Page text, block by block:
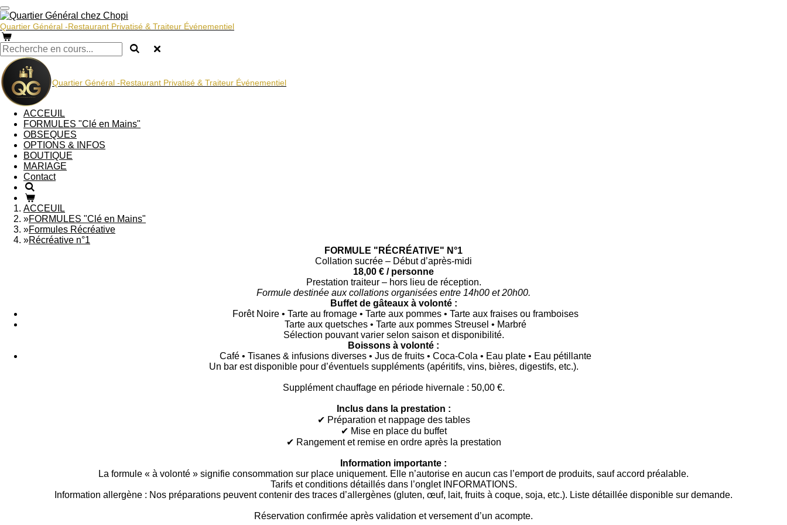
Passer
au
contenu
principal
Quartier Général -Restaurant Privatisé & Traiteur Événementiel
Quartier Général -Restaurant Privatisé & Traiteur Événementiel
ACCEUIL
FORMULES "Clé en Mains"
OBSEQUES
OPTIONS & INFOS
BOUTIQUE
MARIAGE
Contact
ACCEUIL
»FORMULES "Clé en Mains"
»Formules Récréative
»Récréative n°1
FORMULE "RÉCRÉATIVE" N°1
Collation sucrée – Début d’après-midi
18,00 € / personne
Prestation traiteur – hors lieu de réception.
Formule destinée aux collations organisées entre 14h00 et 20h00.
Buffet de gâteaux à volonté :
Forêt Noire • Tarte au fromage • Tarte aux pommes • Tarte aux fraises ou framboises
Tarte aux quetsches • Tarte aux pommes Streusel • Marbré
Sélection pouvant varier selon saison et disponibilité.
Boissons à volonté :
Café • Tisanes & infusions diverses • Jus de fruits • Coca-Cola • Eau plate • Eau pétillante
Un bar est disponible pour d’éventuels suppléments (apéritifs, vins, bières, digestifs, etc.).
Supplément chauffage en période hivernale : 50,00 €.
Inclus dans la prestation :
✔ Préparation et nappage des tables
✔ Mise en place du buffet
✔ Rangement et remise en ordre après la prestation
Information importante :
La formule « à volonté » signifie consommation sur place uniquement. Elle n’autorise en aucun cas l’emport de produits, sauf accord préalable.
Tarifs et conditions détaillés dans l’onglet INFORMATIONS.
Information allergène : Nos préparations peuvent contenir des traces d’allergènes (gluten, œuf, lait, fruits à coque, soja, etc.). Liste détaillée disponible sur demande.
Réservation confirmée après validation et versement d’un acompte.